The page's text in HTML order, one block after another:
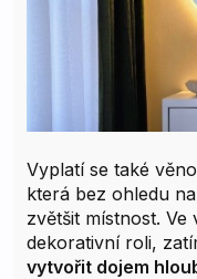
Vyplatí se také
která bez ohledu
zvětšit místnost.
dekorativní roli,
vytvořit dojem